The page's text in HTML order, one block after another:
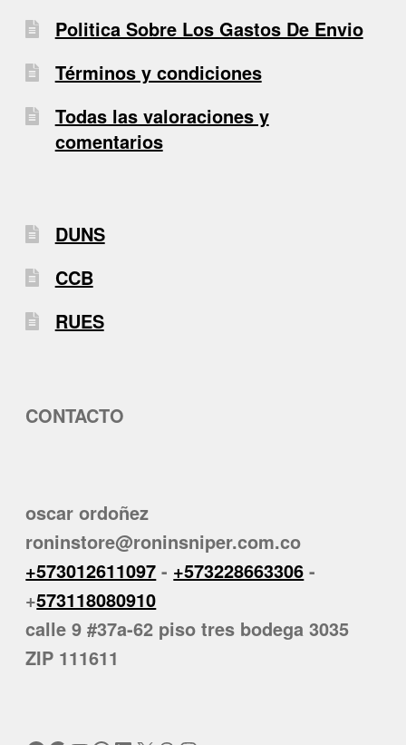
Politica Sobre Los Gastos De Envio
Términos y condiciones
Todas las valoraciones y
comentarios
DUNS
CCB
RUES
CONTACTO
oscar ordoñez
roninstore@roninsniper.com.co
+573012611097 - +573228663306 -
+573118080910
calle 9 #37a-62 piso tres bodega 3035
ZIP 111611